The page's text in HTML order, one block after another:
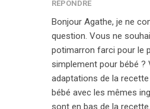
RÉPONDRE
Bonjour Agathe, je ne
question. Vous ne
potimarron farci pour le
simplement pour bébé
adaptations de la
bébé avec les mêmes
sont en bas de la recette.